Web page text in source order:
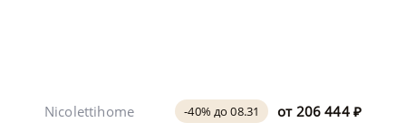
от 206 444 ₽
-40% до 08.31
Nicolettihome